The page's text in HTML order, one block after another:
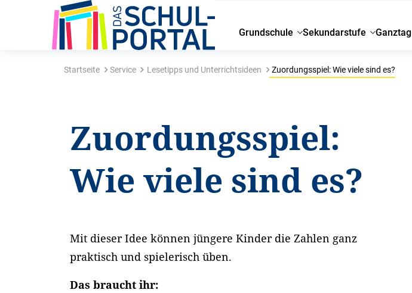
Grundschule Sekundarstufe Ganztag
Startseite Service Lesetipps und Unterrichtsideen Zuordungsspiel: Wie viele sind es?
Zuordungsspiel:
Wie viele sind es?
Mit dieser Idee können jüngere Kinder die Zahlen ganz
praktisch und spielerisch üben.
Das braucht ihr: